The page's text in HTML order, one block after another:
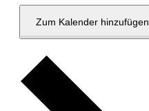
Zum Kalender hinzufügen